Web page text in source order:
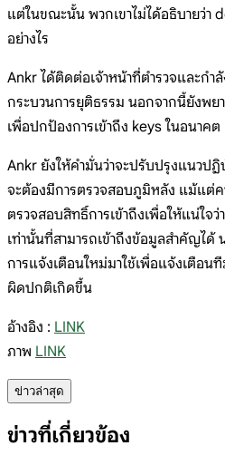
แต่ในขณะนั้น พวกเขาไม่ได้อธิบายว่า
อย่างไร
Ankr ได้ติดต่อเจ้าหน้าที่ตำรวจและกำ
กระบวนการยุติธรรม นอกจากนี้ยังพย
เพื่อปกป้องการเข้าถึง keys ในอนาคต
Ankr ยังให้คำมั่นว่าจะปรับปรุงแนวป
จะต้องมีการตรวจสอบภูมิหลัง แม้แต่ค
ตรวจสอบสิทธิ์การเข้าถึงเพื่อให้แน่ใจ
เท่านั้นที่สามารถเข้าถึงข้อมูลสำคัญไ
การแจ้งเตือนใหม่มาใช้เพื่อแจ้งเตือน
ผิดปกติเกิดขึ้น
อ้างอิง : LINK
ภาพ LINK
ข่าวล่าสุด
ข่าวที่เกี่ยวข้อง